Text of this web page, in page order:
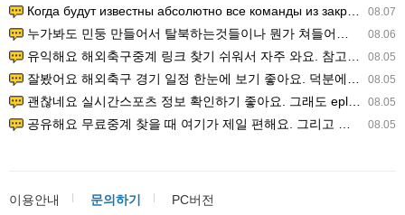
08.07
Когда будут известны абсолютно все команды из закрытых квали…
08.06
누가봐도 민둥 만들어서 탈북하는것들이나 뭔가 쳐들어오는 낌새를 미리 알아차리기 위함이지 저걸 전쟁준비라고 하…
08.05
유익해요 해외축구중계 링크 찾기 쉬워서 자주 와요. 참고로 무료스포츠중계 정보 확인할 때 출처 꼭 체크해요.…
08.05
잘봤어요 해외축구 경기 일정 한눈에 보기 좋아요. 덕분에 epl중계 볼 때 공식 중계 채널 먼저 찾아봐요. …
08.05
괜찮네요 실시간스포츠 정보 확인하기 좋아요. 그래도 epl중계 볼 때 공식 중계 채널 먼저 찾아봐요. 북마크…
08.05
공유해요 무료중계 찾을 때 여기가 제일 편해요. 그리고 무료스포츠중계 정보 확인할 때 출처 꼭 체크해요. 앞…
이용안내 문의하기 PC버전